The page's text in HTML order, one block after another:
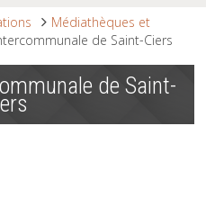
Médiathèques et
de Saint-Ciers
de Saint-